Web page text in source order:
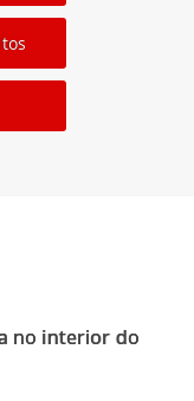
no interior do